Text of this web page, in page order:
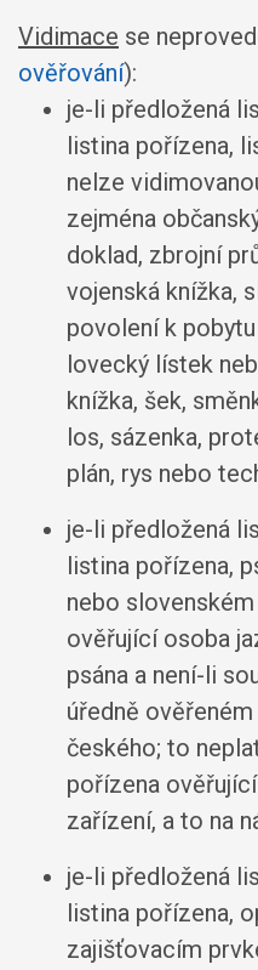
Vidimace se
ověřování):
je-li předložená
listina pořízena,
nelze
zejména
doklad, zbrojní
vojenská knížka,
povolení k
lovecký lístek
knížka, šek,
los, sázenka,
plán, rys nebo
je-li předložená
listina pořízena,
nebo
ověřující osoba
psána a není-li
úředně
českého; to
pořízena
zařízení, a to na
je-li předložená
listina pořízena,
zajišťovacím